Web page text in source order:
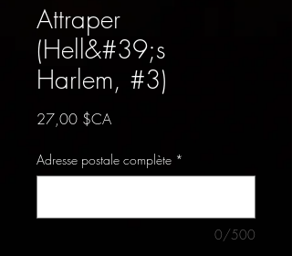
Attraper
(Hell&#39;s
Harlem, #3)
27,00 $CAPrix
Adresse postale complète *
0/500